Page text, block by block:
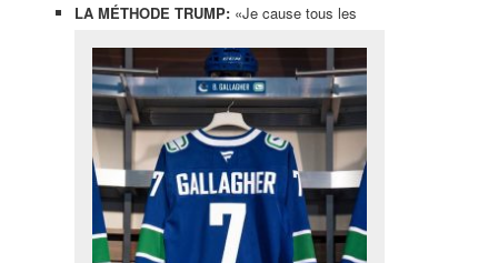
LA MÉTHODE TRUMP:«Je cause tous les